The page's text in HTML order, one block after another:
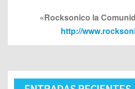
«Rocksonico la
http://